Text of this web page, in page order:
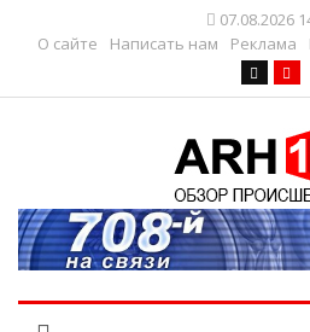
07.08.2026
О сайте
Написать нам Реклама